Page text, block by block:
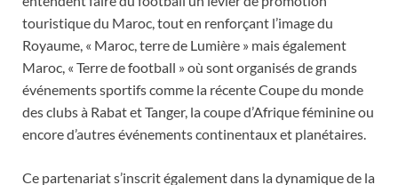
touristique du Maroc, tout en renforçant l’image du
Royaume, « Maroc, terre de Lumière » mais également
Maroc, « Terre de football » où sont organisés de grands
événements sportifs comme la récente Coupe du monde
des clubs à Rabat et Tanger, la coupe d’Afrique féminine ou
encore d’autres événements continentaux et planétaires.
Ce partenariat s’inscrit également dans la dynamique de la